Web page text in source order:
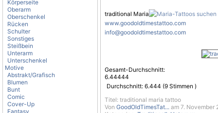
Körperseite
Oberarm
Oberschenkel
Rücken
Schulter
Sonstiges
Steißbein
Unterarm
Unterschenkel
Motive
Abstrakt/Grafisch
Blumen
Bunt
Comic
Cover-Up
Fantasy
traditional Maria
www.goodoldtimestattoo.com
info@goodoldtimestattoo.com
Gesamt-Durchschnitt:
6.44444
Durchschnitt: 6.444 (9 Stimmen )
Titel: traditional maria tattoo
Von GoodOldTimesTat... am 7. November